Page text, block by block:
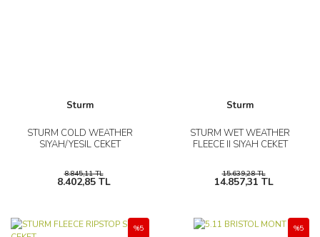
Sturm
STURM COLD WEATHER
SIYAH/YESIL CEKET
8.845,11 TL
8.402,85 TL
Sturm
STURM WET WEATHER
FLEECE II SIYAH CEKET
15.639,28 TL
14.857,31 TL
%5 %5